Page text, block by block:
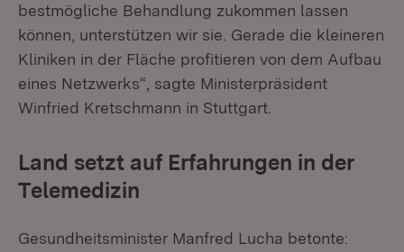
bestmögliche Behandlung zukommen lassen
können, unterstützen wir sie. Gerade die kleineren
Kliniken in der Fläche profitieren von dem Aufbau
eines Netzwerks“, sagte Ministerpräsident
Winfried Kretschmann in Stuttgart.
Land setzt auf Erfahrungen in der
Telemedizin
Gesundheitsminister Manfred Lucha betonte: